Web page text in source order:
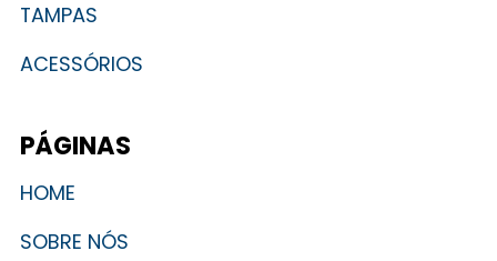
TAMPAS
ACESSÓRIOS
PÁGINAS
HOME
SOBRE NÓS